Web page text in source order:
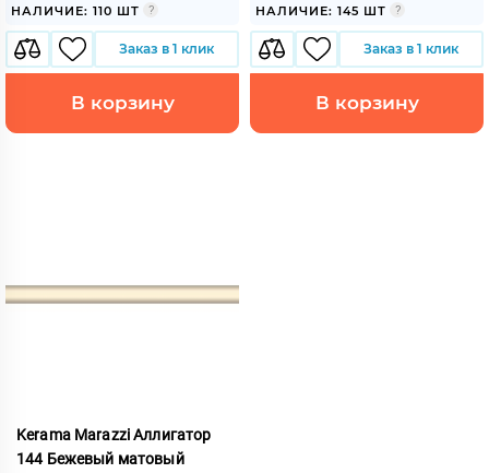
НАЛИЧИЕ: 110 ШТ
Заказ в 1 клик
В корзину
НАЛИЧИЕ: 145 ШТ
Заказ в 1 клик
В корзину
Kerama Marazzi Аллигатор
144 Бежевый матовый